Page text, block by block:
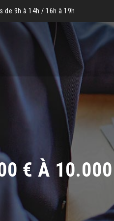
de 9h à 14h / 16h à 19h
€ À